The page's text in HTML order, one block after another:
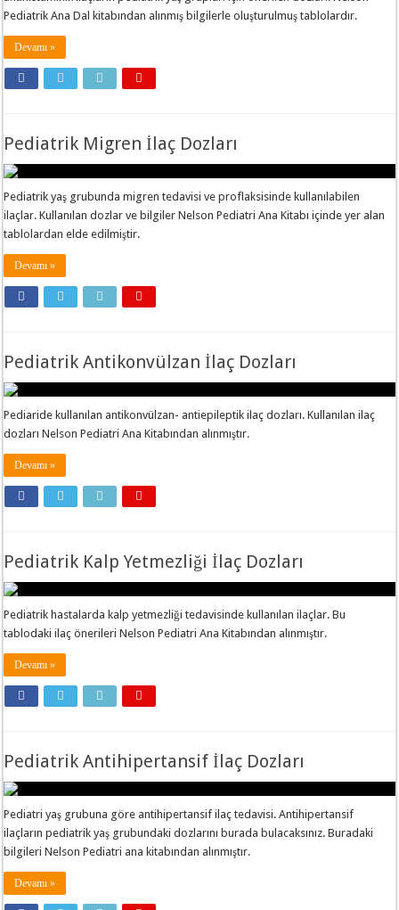
Pediatrik Ana Dal kitabından alınmış bilgilerle oluşturulmuş tablolardır.
Devamı »
Pediatrik Migren İlaç Dozları
Pediatrik yaş grubunda migren tedavisi ve proflaksisinde kullanılabilen
ilaçlar. Kullanılan dozlar ve bilgiler Nelson Pediatri Ana Kitabı içinde yer alan
tablolardan elde edilmiştir.
Devamı »
Pediatrik Antikonvülzan İlaç Dozları
Pediaride kullanılan antikonvülzan- antiepileptik ilaç dozları. Kullanılan ilaç
dozları Nelson Pediatri Ana Kitabından alınmıştır.
Devamı »
Pediatrik Kalp Yetmezliği İlaç Dozları
Pediatrik hastalarda kalp yetmezliği tedavisinde kullanılan ilaçlar. Bu
tablodaki ilaç önerileri Nelson Pediatri Ana Kitabından alınmıştır.
Devamı »
Pediatrik Antihipertansif İlaç Dozları
Pediatri yaş grubuna göre antihipertansif ilaç tedavisi. Antihipertansif
ilaçların pediatrik yaş grubundaki dozlarını burada bulacaksınız. Buradaki
bilgileri Nelson Pediatri ana kitabından alınmıştır.
Devamı »